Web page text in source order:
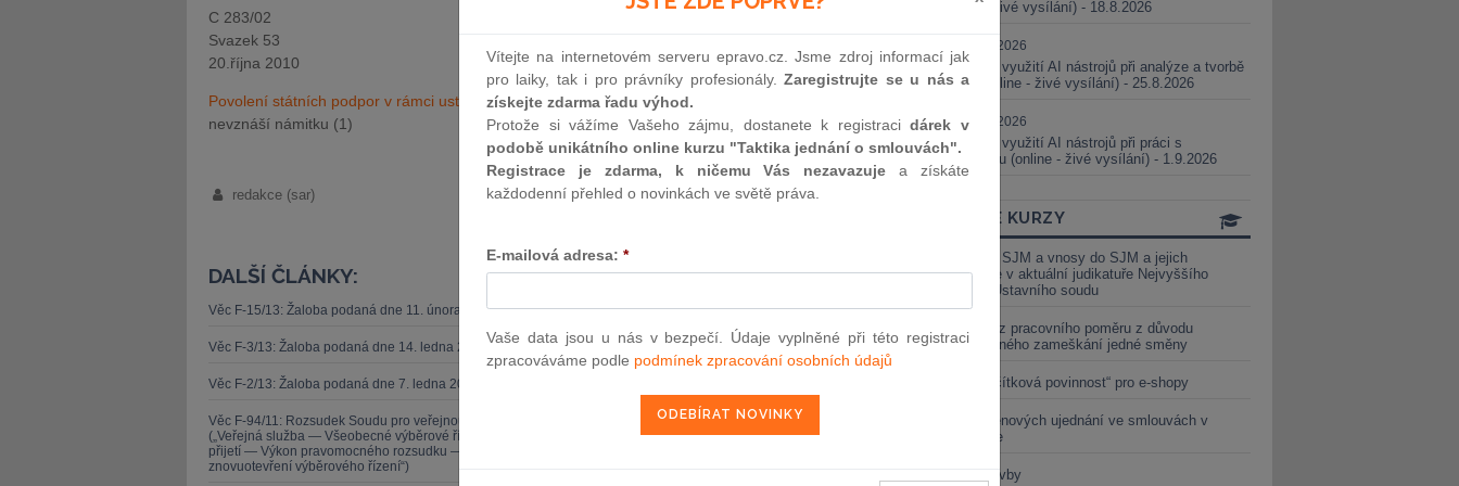
C 283/02
Svazek 53
20.října 2010
Povolení státních podpor v rámci ustanovení článků 87 a 88 Smlouvy o ES
nevznáší námitku (1)
redakce (sar)
DALŠÍ ČLÁNKY:
Věc F-15/13: Žaloba podaná dne 11. února 2013 — ZZ v. Komise
Věc F-3/13: Žaloba podaná dne 14. ledna 2013 — CK v. Komise
Věc F-2/13: Žaloba podaná dne 7. ledna 2013 — ZZ v. Komise
Věc F-94/11: Rozsudek Soudu pro veřejnou službu (druhého senátu) ze dne 21. března 2013 — Brune v. Komise
(„Veřejná služba — Všeobecné výběrové řízení — Zrušení rozhodnutí o nezapsání na seznam uchazečů vhodných k
přijetí — Výkon pravomocného rozsudku — Zásada legality — Námitka protiprávnosti vznesená proti rozhodnutí o
znovuotevření výběrového řízení“)
(online - živé vysílání) - 18.8.2026
25.08.2026
Praktické využití AI nástrojů při analýze a tvorbě
smluv (online - živé vysílání) - 25.8.2026
01.09.2026
Praktické využití AI nástrojů při práci s
judikaturou (online - živé vysílání) - 1.9.2026
ONLINE KURZY
Vnosy ze SJM a vnosy do SJM a jejich
valorizace v aktuální judikatuře Nejvyššího
soudu a Ústavního soudu
Výpověď z pracovního poměru z důvodu
neomluveného zameškání jedné směny
Nová „tlačítková povinnost“ pro e-shopy
Změna cenových ujednání ve smlouvách v
energetice
Černé stavby
Vítejte na internetovém serveru epravo.cz. Jsme zdroj informací jak
pro laiky, tak i pro právníky profesionály.Zaregistrujte se u nás a
získejte zdarma řadu výhod.
Protože si vážíme Vašeho zájmu, dostanete k registracidárek v
podobě unikátního online kurzu "Taktika jednání o smlouvách".
Registrace je zdarma, k ničemu Vás nezavazuje a získáte
každodenní přehled o novinkách ve světě práva.
E-mailová adresa: *
Vaše data jsou u nás v bezpečí. Údaje vyplněné při této registraci
zpracováváme podle podmínek zpracování osobních údajů